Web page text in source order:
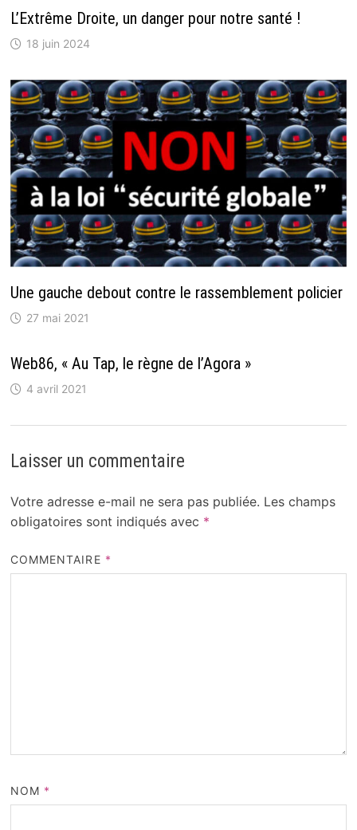
L’Extrême Droite, un danger pour notre santé !
18 juin 2024
Une gauche debout contre le rassemblement policier
27 mai 2021
Web86, « Au Tap, le règne de l’Agora »
4 avril 2021
Laisser un commentaire
Votre adresse e-mail ne sera pas publiée. Les champs
obligatoires sont indiqués avec *
COMMENTAIRE *
NOM *